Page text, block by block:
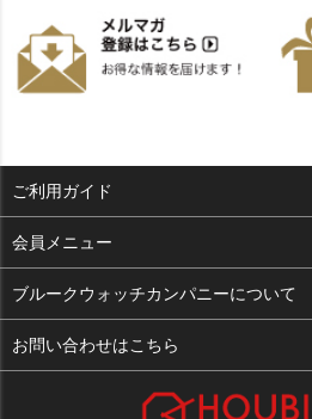
ご利用ガイド
よくある質問
支払い・送料
お客様の声
会員メニュー
ログイン
お気に入り
ブルークウォッチカンパニーについて
会社概要
お問い合わせはこちら